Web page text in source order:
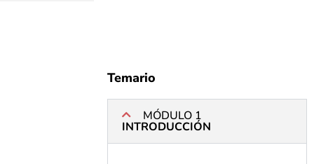
Temario
MÓDULO 1
INTRODUCCIÓN